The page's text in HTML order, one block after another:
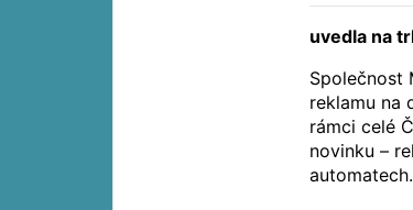
uvedla na
Společnost
reklamu na
rámci celé
novinku –
automatech.